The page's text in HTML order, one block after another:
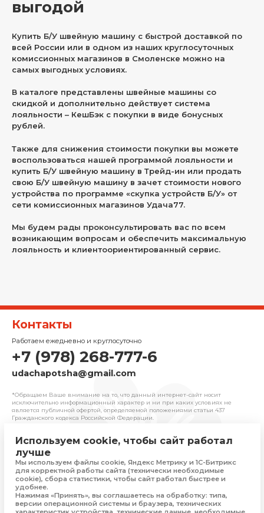
выгодой
Купить Б/У швейную машину с быстрой доставкой по
всей России или в одном из наших круглосуточных
комиссионных магазинов в Смоленске можно на
самых выгодных условиях.
В каталоге представлены швейные машины со
скидкой и дополнительно действует система
лояльности – КешБэк с покупки в виде бонусных
рублей.
Также для снижения стоимости покупки вы можете
воспользоваться нашей программой лояльности и
купить Б/У швейную машину в Трейд-ин или продать
свою Б/У швейную машину в зачет стоимости нового
устройства по программе «скупка устройств Б/У» от
сети комиссионных магазинов Удача77.
Мы будем рады проконсультировать вас по всем
возникающим вопросам и обеспечить максимальную
лояльность и клиентоориентированный сервис.
Контакты
Работаем ежедневно и круглосуточно
+7 (978) 268-777-6
udachapotsha@gmail.com
*Обращаем Ваше внимание на то, что данный интернет-сайт носит
исключительно информационный характер и ни при каких условиях не
является публичной офертой, определяемой положениями cтатьи 437
Гражданского кодекса Российской Федерации.
© 2025 «Удача» | Франчайзинговая сеть
Политика конфиденциальности
Присоединяйтесь
Используем cookie, чтобы сайт работал
лучше
Мы используем файлы cookie, Яндекс Метрику и 1С-Битрикс
для корректной работы сайта (технически необходимые
cookie), сбора статистики, чтобы сайт работал быстрее и
удобнее.
Нажимая «Принять», вы соглашаетесь на обработку: типа,
версии операционной системы и браузера, технических